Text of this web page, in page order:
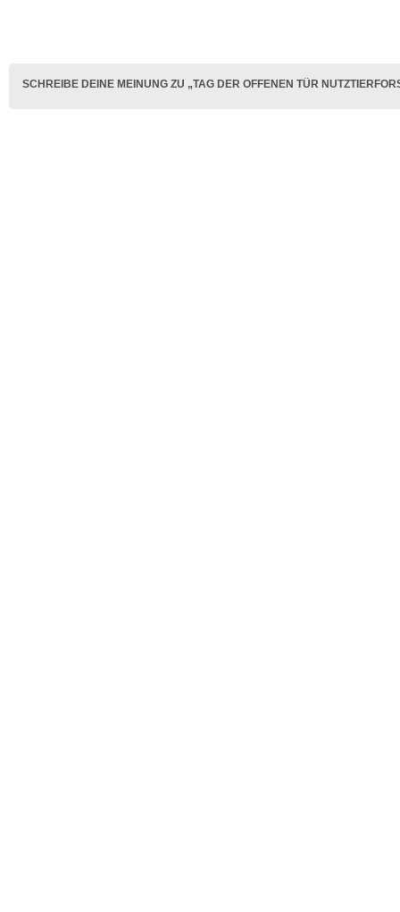
SCHREIBE DEINE MEINUNG ZU „TAG DER OFFENEN TÜR